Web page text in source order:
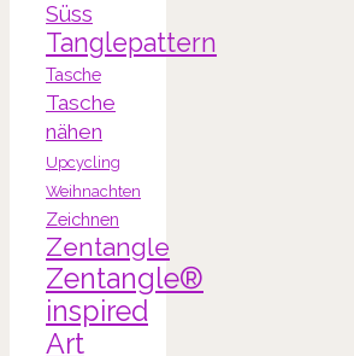
Süss
Tanglepattern
Tasche
Tasche
nähen
Upcycling
Weihnachten
Zeichnen
Zentangle
Zentangle®
inspired
Art